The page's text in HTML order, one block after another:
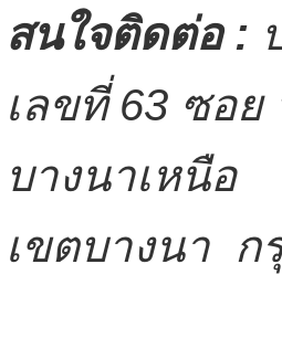
สนใจติดต่อ :
เลขที่ 63 ซอ
บางนาเหนือ
เขตบางนา ก